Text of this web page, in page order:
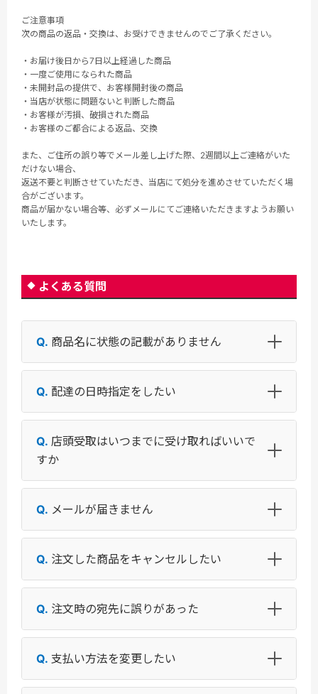
ご注意事項
次の商品の返品・交換は、お受けできませんのでご了承ください。
・お届け後日から7日以上経過した商品
・一度ご使用になられた商品
・未開封品の提供で、お客様開封後の商品
・当店が状態に問題ないと判断した商品
・お客様が汚損、破損された商品
・お客様のご都合による返品、交換
また、ご住所の誤り等でメール差し上げた際、2週間以上ご連絡がいた
だけない場合、
返送不要と判断させていただき、当店にて処分を進めさせていただく場
合がございます。
商品が届かない場合等、必ずメールにてご連絡いただきますようお願い
いたします。
よくある質問
商品名に状態の記載がありません
配達の日時指定をしたい
店頭受取はいつまでに受け取ればいいで
すか
メールが届きません
注文した商品をキャンセルしたい
注文時の宛先に誤りがあった
支払い方法を変更したい